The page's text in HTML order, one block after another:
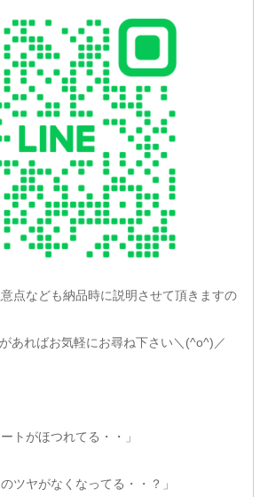
点なども納品時に説明させて頂きますの
あればお気軽にお尋ね下さい＼(^o^)／
ートがほつれてる・・」
のツヤがなくなってる・・？」